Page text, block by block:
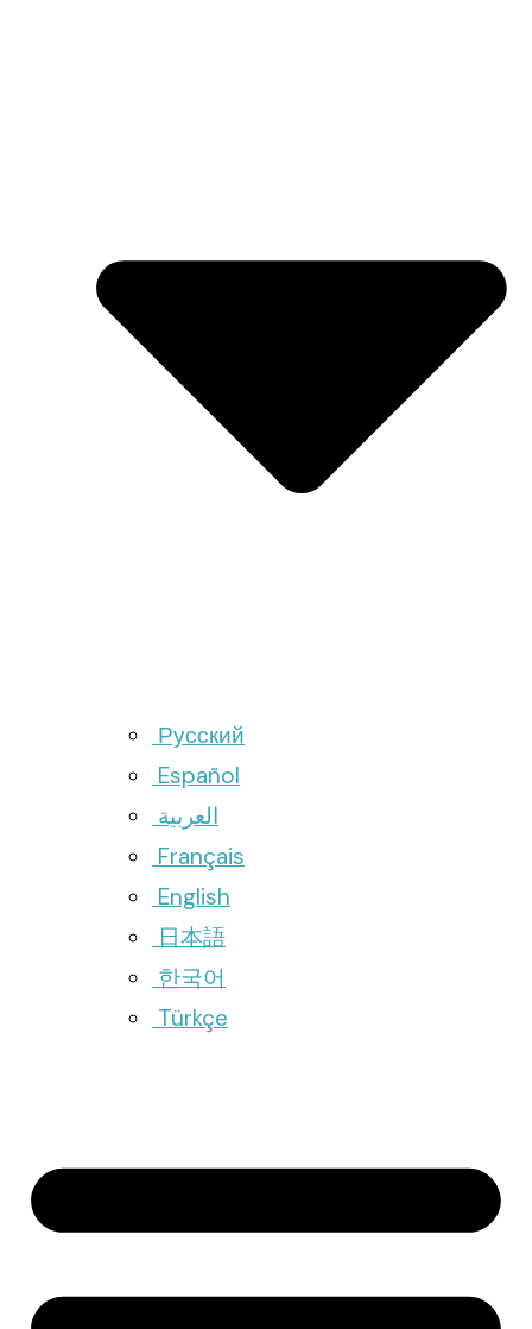
Русский
Español
العربية
Français
English
日本語
한국어
Türkçe